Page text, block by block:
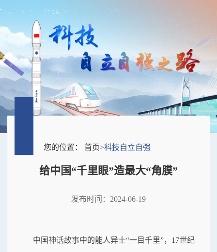
您的位置： 首页>科技自立自强
给中国“千里眼”造最大“角膜”
发布时间：2024-06-19
中国神话故事中的能人异士“一目千里”，17世纪